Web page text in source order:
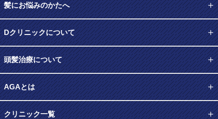
髪にお悩みのかたへ
Dクリニックについて
頭髪治療について
AGAとは
クリニック一覧